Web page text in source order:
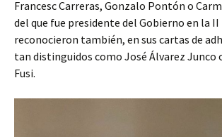
Francesc Carreras, Gonzalo Pontón o
del que fue presidente del Gobierno en la II
reconocieron también, en sus cartas de
tan distinguidos como José Álvarez Junco
Fusi.